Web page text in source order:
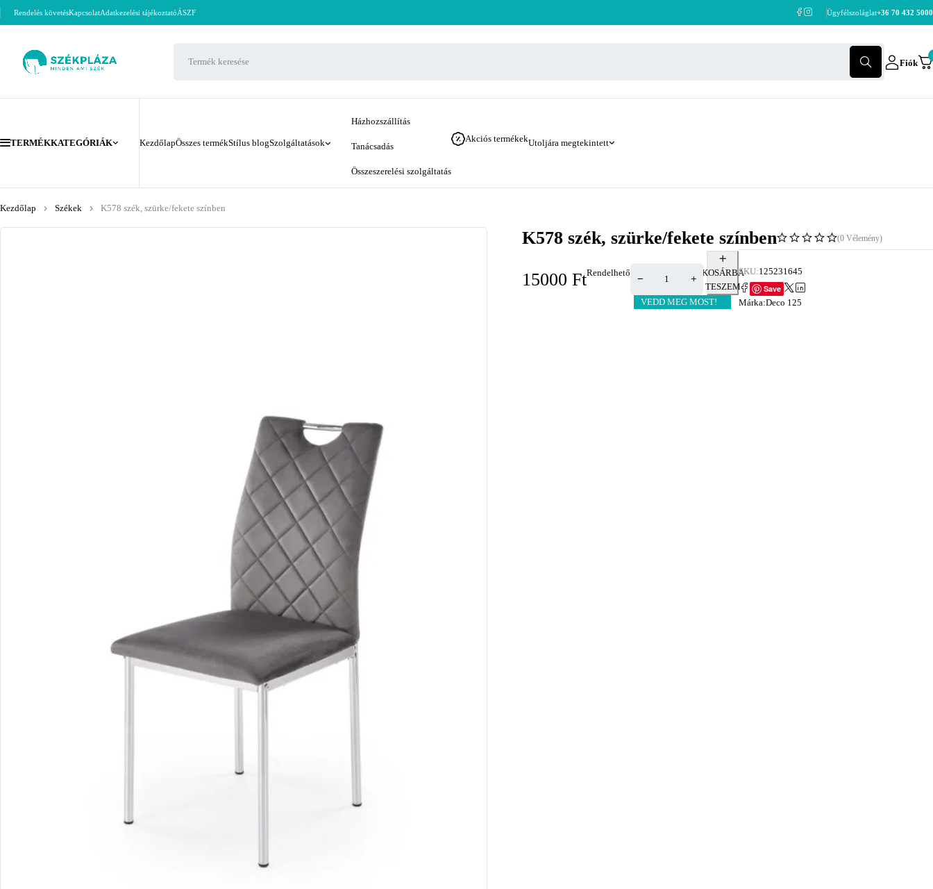
Rendelés követésKapcsolatAdatkezelési tájékoztatóÁSZF Ügyfélszoláglat+36 70 432 5000
Fiók
TERMÉKKATEGÓRIÁK KezdőlapÖsszes termékStílus blogSzolgáltatások
Házhozszállítás
Tanácsadás
Összeszerelési szolgáltatás
Akciós termékekUtoljára megtekintett
Kezdőlap Székek K578 szék, szürke/fekete színben
K578 szék, szürke/fekete színben (0 Vélemény)
15000 FtRendelhető
KOSÁRBA
TESZEM
VEDD MEG MOST!
SKU:125231645
Save
Márka:Deco 125